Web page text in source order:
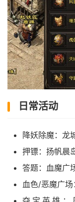
日常活动
降妖除魔：龙
押镖：扬帆晨
答题：血魔广
血色/恶魔广场